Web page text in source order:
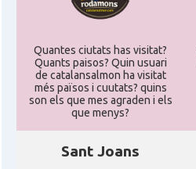
Quantes ciutats has visitat?
Quants paisos? Quin usuari
de catalansalmon ha visitat
més països i cuutats? quins
son els que mes agraden i els
que menys?
Sant Joans